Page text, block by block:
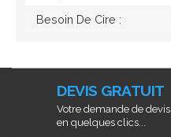
Besoin De Cire :
DEVIS GRATUIT
Votre demande de devis
en quelques clics...